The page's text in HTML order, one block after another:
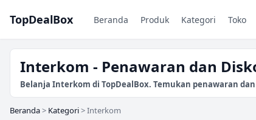
TopDealBox Beranda Produk Kategori Toko
Interkom - Penawaran dan
Belanja Interkom di TopDealBox. Temukan penawaran
Beranda> Kategori>Interkom